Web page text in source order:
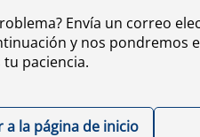
Envía un correo
y nos pondremos
paciencia.
a la página de inicio